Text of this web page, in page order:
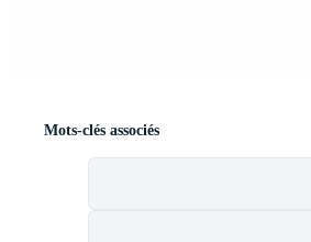
Mots-clés associés